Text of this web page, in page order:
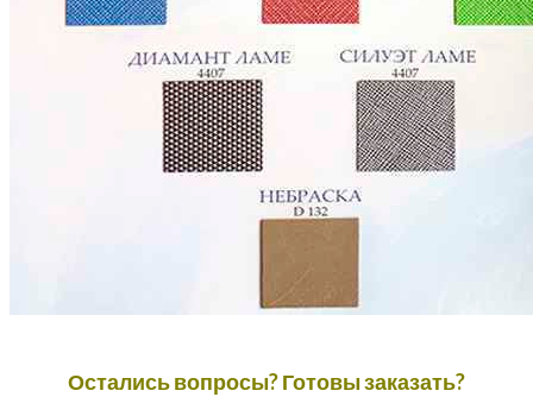
Остались вопросы? Готовы заказать?